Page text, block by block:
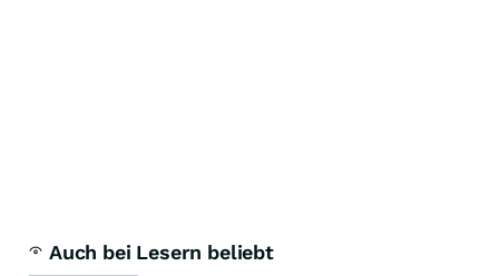
Auch bei Lesern beliebt